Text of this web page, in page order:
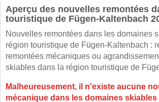
Aperçu des nouvelles remontées
touristique de Fügen-Kaltenbach
Nouvelles remontées dans les domaines
région touristique de Fügen-Kaltenbach :
remontées mécaniques ou
skiables dans la région touristique de
Malheureusement, il n'existe aucune
mécanique dans les domaines